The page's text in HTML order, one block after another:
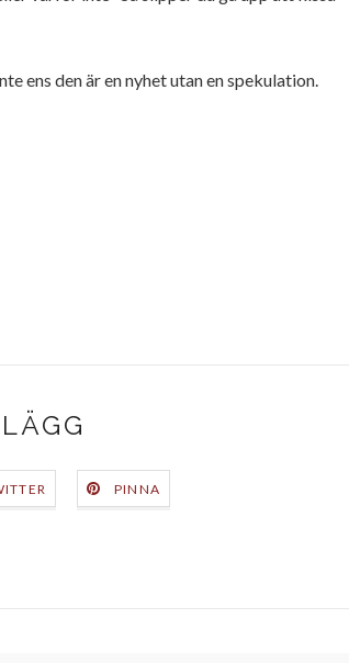
ens den är en nyhet utan en spekulation.
PINNA